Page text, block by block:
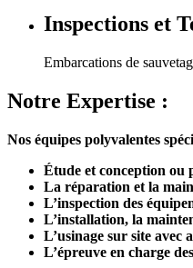
Inspections et
Embarcations de
Notre Expertise :
Nos équipes polyvalentes
Étude et conception ou
La réparation et la
L’inspection des
L’installation, la
L’usinage sur site avec
L’épreuve en charge